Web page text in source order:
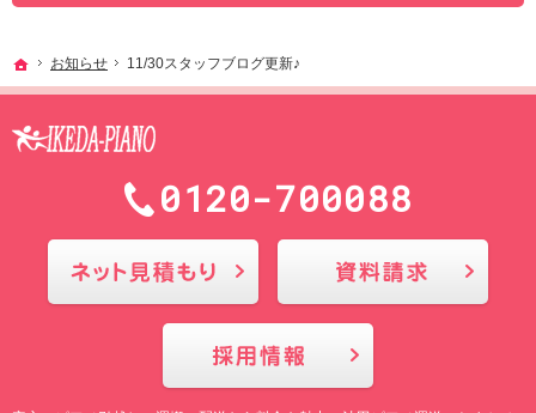
ホーム
お知らせ 11/30スタッフブログ更新♪
0120-700088